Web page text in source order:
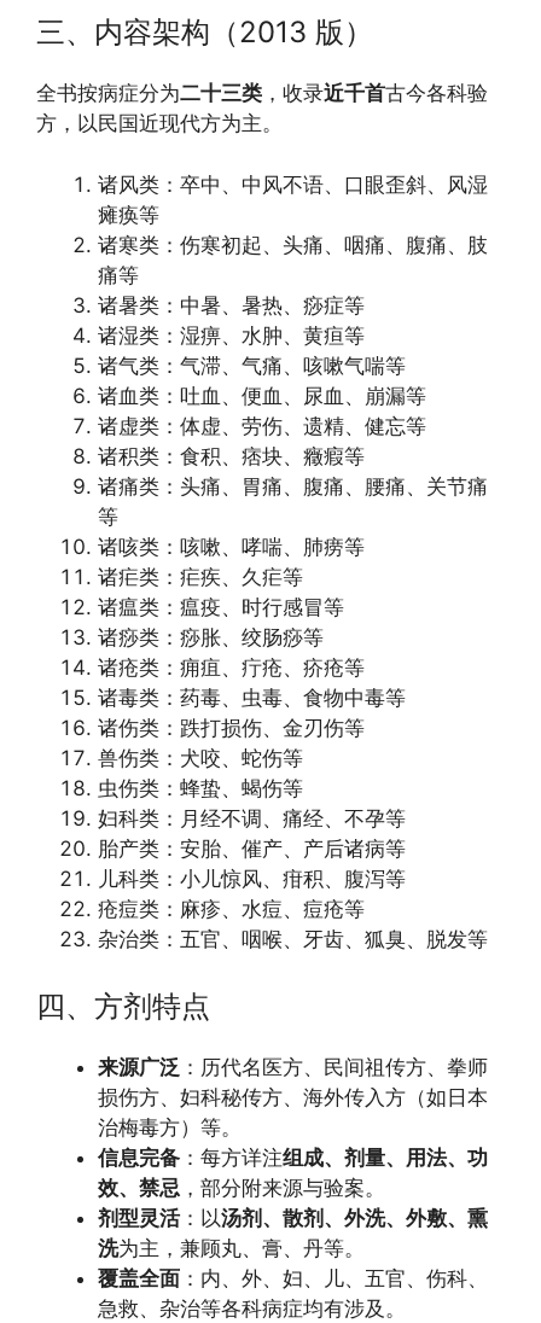
三、内容架构（2013 版）
全书按病症分为二十三类 ，收录近千首古今各科验
方，以民国近现代方为主。
诸风类：卒中、中风不语、口眼歪斜、风湿
瘫痪等
诸寒类：伤寒初起、头痛、咽痛、腹痛、肢
痛等
诸暑类：中暑、暑热、痧症等
诸湿类：湿痹、水肿、黄疸等
诸气类：气滞、气痛、咳嗽气喘等
诸血类：吐血、便血、尿血、崩漏等
诸虚类：体虚、劳伤、遗精、健忘等
诸积类：食积、痞块、癥瘕等
诸痛类：头痛、胃痛、腹痛、腰痛、关节痛
等
诸咳类：咳嗽、哮喘、肺痨等
诸疟类：疟疾、久疟等
诸瘟类：瘟疫、时行感冒等
诸痧类：痧胀、绞肠痧等
诸疮类：痈疽、疔疮、疥疮等
诸毒类：药毒、虫毒、食物中毒等
诸伤类：跌打损伤、金刃伤等
兽伤类：犬咬、蛇伤等
虫伤类：蜂蛰、蝎伤等
妇科类：月经不调、痛经、不孕等
胎产类：安胎、催产、产后诸病等
儿科类：小儿惊风、疳积、腹泻等
疮痘类：麻疹、水痘、痘疮等
杂治类：五官、咽喉、牙齿、狐臭、脱发等
四、方剂特点
来源广泛 ：历代名医方、民间祖传方、拳师
损伤方、妇科秘传方、海外传入方（如日本
治梅毒方）等。
信息完备 ：每方详注组成、剂量、用法、功
效、禁忌 ，部分附来源与验案。
剂型灵活：以汤剂、散剂、外洗、外敷、熏
洗为主，兼顾丸、膏、丹等。
覆盖全面 ：内、外、妇、儿、五官、伤科、
急救、杂治等各科病症均有涉及。